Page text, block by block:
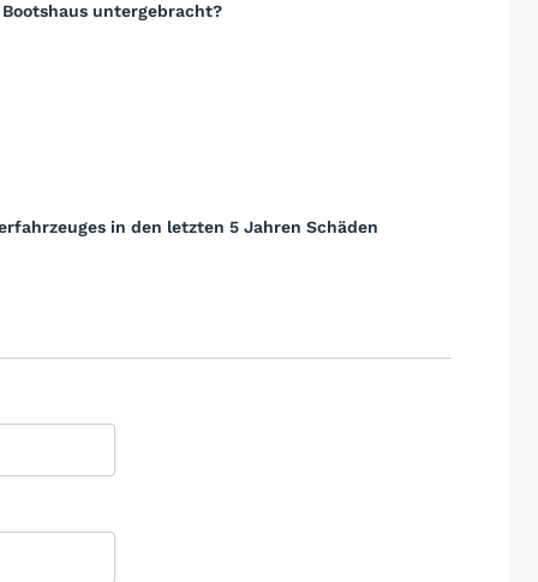
untergebracht?
in den letzten 5 Jahren Schäden